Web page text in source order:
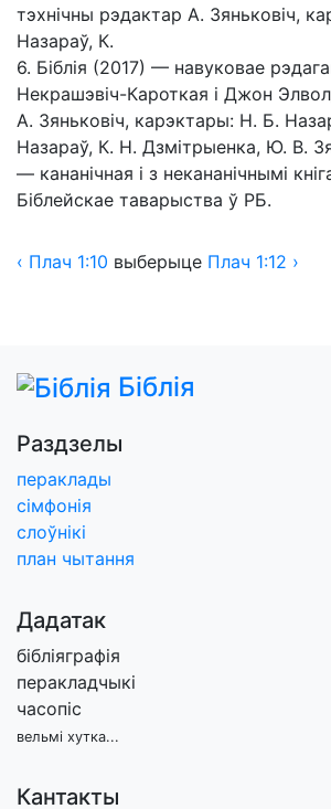
тэхнічны рэдактар А. Зяньковіч,
Назараў, К.
6. Біблія (2017) — навуковае
Некрашэвіч-Кароткая і Джон
А. Зяньковіч, карэктары: Н. Б.
Назараў, К. Н. Дзмітрыенка, Ю. В.
— кананічная і з некананічнымі
Біблейскае таварыства ў РБ.
‹ Плач 1:10 выберыце Плач 1:12 ›
Біблія
Раздзелы
пераклады
сімфонія
слоўнікі
план чытання
Дадатак
бібліяграфія
перакладчыкі
часопіс
вельмі хутка...
Кантакты